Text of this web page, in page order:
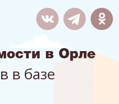
в Орле
в базе